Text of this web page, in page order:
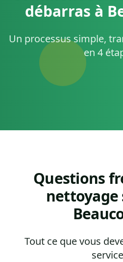
débarras à
Un processus simple,
en 4
Questions
nettoyage
Tout ce que vous